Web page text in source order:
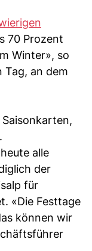
70 Prozent
Winter», so
Tag, an dem
alle
der
für
«Die Festtage
können wir